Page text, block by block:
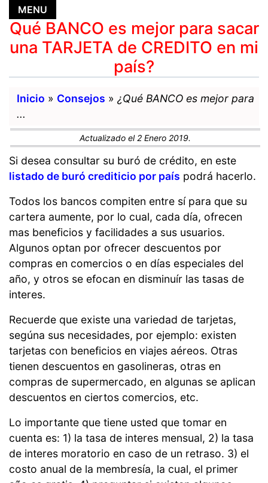
MENU
MENU
Qué BANCO es mejor para sacar
una TARJETA de CREDITO en mi
país?
Inicio » Consejos » ¿Qué BANCO es mejor para
...
Actualizado el 2 Enero 2019.
Si desea consultar su buró de crédito, en este
listado de buró crediticio por país podrá hacerlo.
Todos los bancos compiten entre sí para que su
cartera aumente, por lo cual, cada día, ofrecen
mas beneficios y facilidades a sus usuarios.
Algunos optan por ofrecer descuentos por
compras en comercios o en días especiales del
año, y otros se efocan en disminuír las tasas de
interes.
Recuerde que existe una variedad de tarjetas,
segúna sus necesidades, por ejemplo: existen
tarjetas con beneficios en viajes aéreos. Otras
tienen descuentos en gasolineras, otras en
compras de supermercado, en algunas se aplican
descuentos en ciertos comercios, etc.
Lo importante que tiene usted que tomar en
cuenta es: 1) la tasa de interes mensual, 2) la tasa
de interes moratorio en caso de un retraso. 3) el
costo anual de la membresía, la cual, el primer